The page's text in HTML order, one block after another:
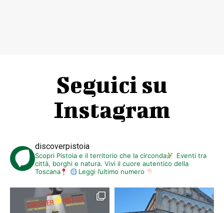
Seguici su
Instagram
discoverpistoia
Scopri Pistoia e il territorio che la circonda
Eventi tra
città, borghi e natura. Vivi il cuore autentico della
Toscana
Leggi l’ultimo numero